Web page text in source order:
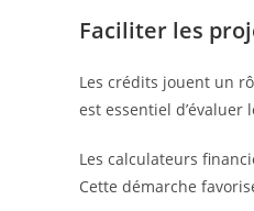
Faciliter les
Les crédits jouent un
est essentiel
Les calculateurs
Cette démarche